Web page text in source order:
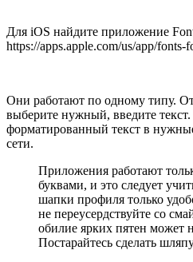
Для iOS найдите приложение
https://apps.apple.com/us/app/
Они работают по одному типу.
выберите нужный, введите текст.
форматированный текст в
сети.
Приложения работают
буквами, и это следует
шапки профиля только
не переусердствуйте со
обилие ярких пятен может
Постарайтесь сделать